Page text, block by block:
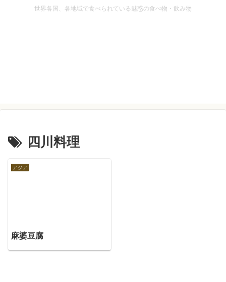
世界各国、各地域で食べられている魅惑の食べ物・飲み物
四川料理
アジア
麻婆豆腐